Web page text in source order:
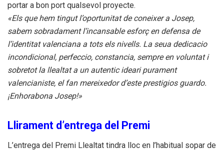
portar a bon port qualsevol proyecte.
«Els que hem tingut l’oportunitat de coneixer a Josep,
sabem sobradament l’incansable esforç en defensa de
l’identitat valenciana a tots els nivells. La seua dedicacio
incondicional, perfeccio, constancia, sempre en voluntat i
sobretot la llealtat a un autentic ideari purament
valencianiste, el fan mereixedor d’este prestigios guardo.
¡Enhorabona Josep!»
Llirament d’entrega del Premi
L’entrega del Premi Llealtat tindra lloc en l’habitual sopar de